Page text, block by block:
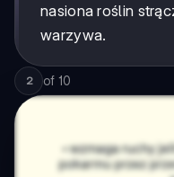
nasiona roślin
warzywa.
2 of 10